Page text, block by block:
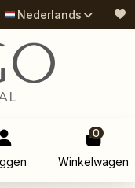
Nederlands
0
Winkelwagen